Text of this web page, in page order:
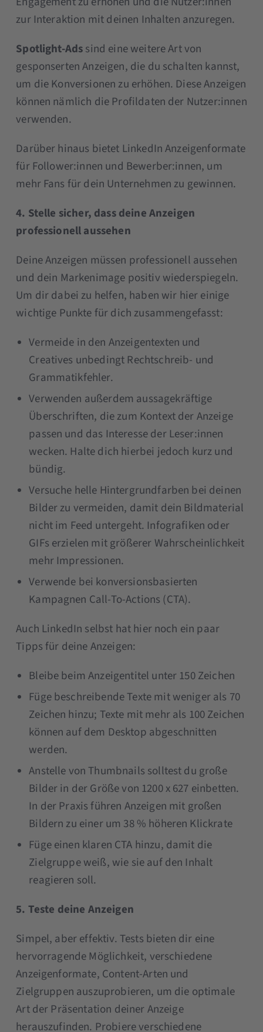
zur Interaktion mit deinen Inhalten anzuregen.
Spotlight-Adssind eine weitere Art von
gesponserten Anzeigen, die du schalten kannst,
um die Konversionen zu erhöhen. Diese Anzeigen
können nämlich die Profildaten der Nutzer:innen
verwenden.
Darüber hinaus bietet LinkedIn Anzeigenformate
für Follower:innen und Bewerber:innen, um
mehr Fans für dein Unternehmen zu gewinnen.
4. Stelle sicher, dass deine Anzeigen
professionell aussehen
Deine Anzeigen müssen professionell aussehen
und dein Markenimage positiv wiederspiegeln.
Um dir dabei zu helfen, haben wir hier einige
wichtige Punkte für dich zusammengefasst:
Vermeide in den Anzeigentexten und
Creatives unbedingt Rechtschreib- und
Grammatikfehler.
Verwenden außerdem aussagekräftige
Überschriften, die zum Kontext der Anzeige
passen und das Interesse der Leser:innen
wecken. Halte dich hierbei jedoch kurz und
bündig.
Versuche helle Hintergrundfarben bei deinen
Bilder zu vermeiden, damit dein Bildmaterial
nicht im Feed untergeht. Infografiken oder
GIFs erzielen mit größerer Wahrscheinlichkeit
mehr Impressionen.
Verwende bei konversionsbasierten
Kampagnen Call-To-Actions (CTA).
Auch LinkedIn selbst hat hier noch ein paar
Tipps für deine Anzeigen:
Bleibe beim Anzeigentitel unter 150 Zeichen
Füge beschreibende Texte mit weniger als 70
Zeichen hinzu; Texte mit mehr als 100 Zeichen
können auf dem Desktop abgeschnitten
werden.
Anstelle von Thumbnails solltest du große
Bilder in der Größe von 1200 x 627 einbetten.
In der Praxis führen Anzeigen mit großen
Bildern zu einer um 38 % höheren Klickrate
Füge einen klaren CTA hinzu, damit die
Zielgruppe weiß, wie sie auf den Inhalt
reagieren soll.
5. Teste deine Anzeigen
Simpel, aber effektiv. Tests bieten dir eine
hervorragende Möglichkeit, verschiedene
Anzeigenformate, Content-Arten und
Zielgruppen auszuprobieren, um die optimale
Art der Präsentation deiner Anzeige
herauszufinden. Probiere verschiedene